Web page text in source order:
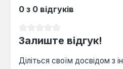
0 з 0 відгуків
Залиште відгук!
Діліться своїм досвідом з